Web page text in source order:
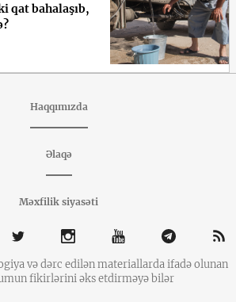
qat bahalaşıb,
Haqqımızda
Əlaqə
Məxfilik siyasəti
və dərc edilən materiallarda ifadə olunan
fikirlərini əks etdirməyə bilər